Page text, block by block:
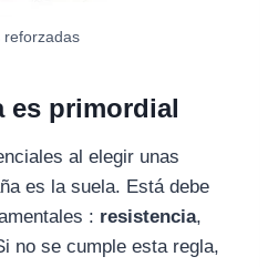
reforzadas
es primordial
al elegir unas
es la suela. Está debe
: resistencia,
no se cumple esta regla,